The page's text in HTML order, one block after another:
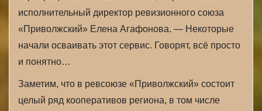
исполнительный директор ревизионного союза
«Приволжский» Елена Агафонова. — Некоторые
начали осваивать этот сервис. Говорят, всё просто
и понятно…
Заметим, что в ревсоюзе «Приволжский» состоит
целый ряд кооперативов региона, в том числе